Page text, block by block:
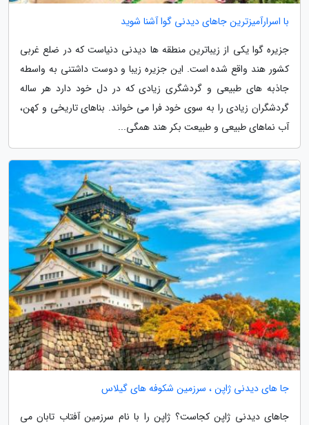
با اسرارآمیزترین جاهای دیدنی گوا آشنا شوید
جزیره گوا یکی از زیباترین منطقه ها دیدنی دنیاست که در ضلع غربی
کشور هند واقع شده است. این جزیره زیبا و دوست داشتنی به واسطه
جاذبه های طبیعی و گردشگری زیادی که در دل خود دارد هر ساله
گردشگران زیادی را به سوی خود فرا می خواند. بناهای تاریخی و کهن،
آب نماهای طبیعی و طبیعت بکر هند همگی...
جا های دیدنی ژاپن ، سرزمین شکوفه های گیلاس
جاهای دیدنی ژاپن کجاست؟ ژاپن را با نام سرزمین آفتاب تابان می